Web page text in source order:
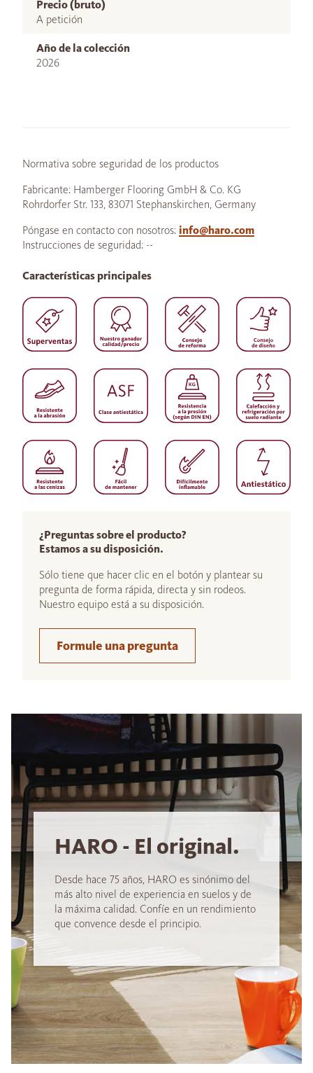
Precio (bruto)
A petición
Año de la colección
2026
Normativa sobre seguridad de los productos
Fabricante: Hamberger Flooring GmbH & Co. KG
Rohrdorfer Str. 133, 83071 Stephanskirchen, Germany
Póngase en contacto con nosotros: info@haro.com
Instrucciones de seguridad: --
¿Preguntas sobre el producto?
Estamos a su disposición.
Sólo tiene que hacer clic en el botón y plantear su
pregunta de forma rápida, directa y sin rodeos.
Nuestro equipo está a su disposición.
Formule una pregunta
Características principales
HARO - El original.
Desde hace 75 años, HARO es sinónimo del
más alto nivel de experiencia en suelos y de
la máxima calidad. Confíe en un rendimiento
que convence desde el principio.